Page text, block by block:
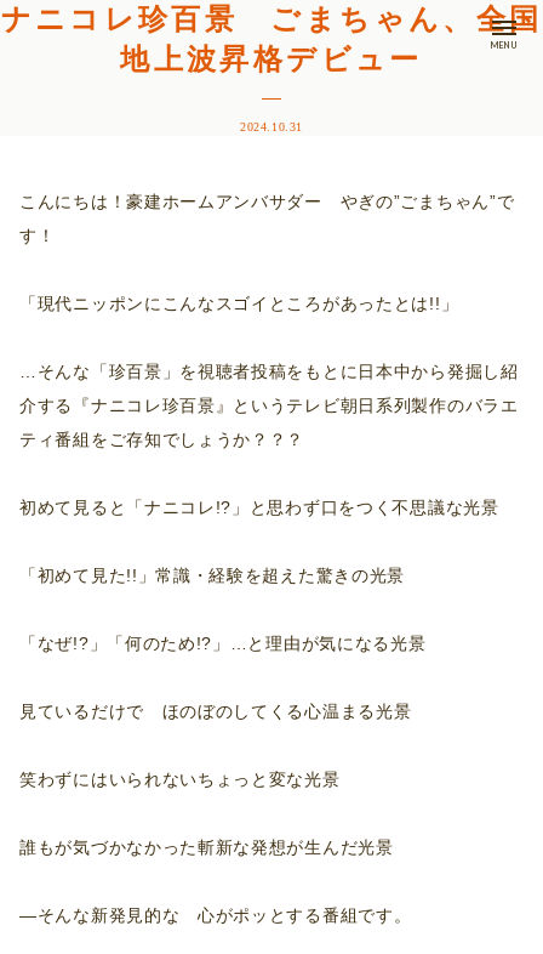
MENU
ナニコレ珍百景 ごまちゃん、全国
地上波昇格デビュー
2024.10.31
こんにちは！豪建ホームアンバサダー やぎの”ごまちゃん”で
す！
「現代ニッポンにこんなスゴイところがあったとは!!」
…そんな「珍百景」を視聴者投稿をもとに日本中から発掘し紹
介する『ナニコレ珍百景』というテレビ朝日系列製作のバラエ
ティ番組をご存知でしょうか？？？
初めて見ると「ナニコレ!?」と思わず口をつく不思議な光景
「初めて見た!!」常識・経験を超えた驚きの光景
「なぜ!?」「何のため!?」…と理由が気になる光景
見ているだけで ほのぼのしてくる心温まる光景
笑わずにはいられないちょっと変な光景
誰もが気づかなかった斬新な発想が生んだ光景
―そんな新発見的な 心がポッとする番組です。